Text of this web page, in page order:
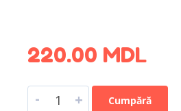
220.00 MDL
- + Cumpără